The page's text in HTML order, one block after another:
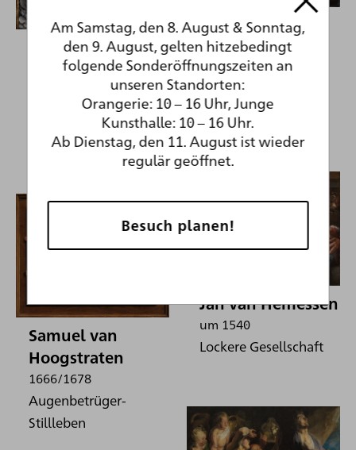
Matthias
Grünewald
Heilige Märtyrerin (Hl.
Bibiana oder Hl. Lucia?)
Jan Davidsz. de
Heem
um 1672
Girlande von Blumen
und Früchten
Jan van Hemessen
um 1540
Lockere Gesellschaft
Samuel van
Hoogstraten
1666/1678
Augenbetrüger-
Stillleben
Am Samstag, den 8. August & Sonntag,
den 9. August, gelten hitzebedingt
folgende Sonderöffnungszeiten an
unseren Standorten:
Orangerie: 10 – 16 Uhr, Junge
Kunsthalle: 10 – 16 Uhr.
Ab Dienstag, den 11. August ist wieder
regulär geöffnet.
Besuch planen!